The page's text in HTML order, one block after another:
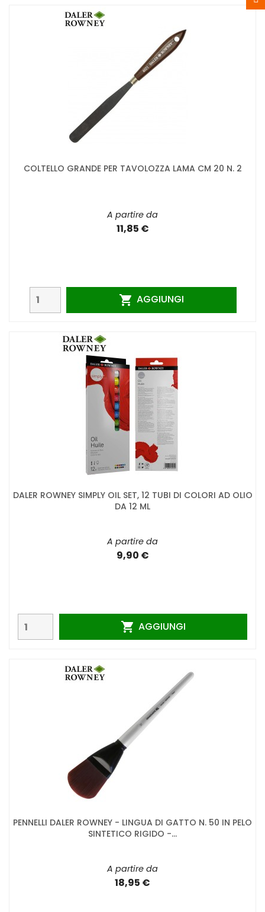
COLTELLO GRANDE PER TAVOLOZZA LAMA CM 20 N. 2
A partire da
11,85 €
 AGGIUNGI
DALER ROWNEY SIMPLY OIL SET, 12 TUBI DI COLORI AD OLIO
DA 12 ML
A partire da
9,90 €
 AGGIUNGI
PENNELLI DALER ROWNEY - LINGUA DI GATTO N. 50 IN PELO
SINTETICO RIGIDO -...
A partire da
18,95 €